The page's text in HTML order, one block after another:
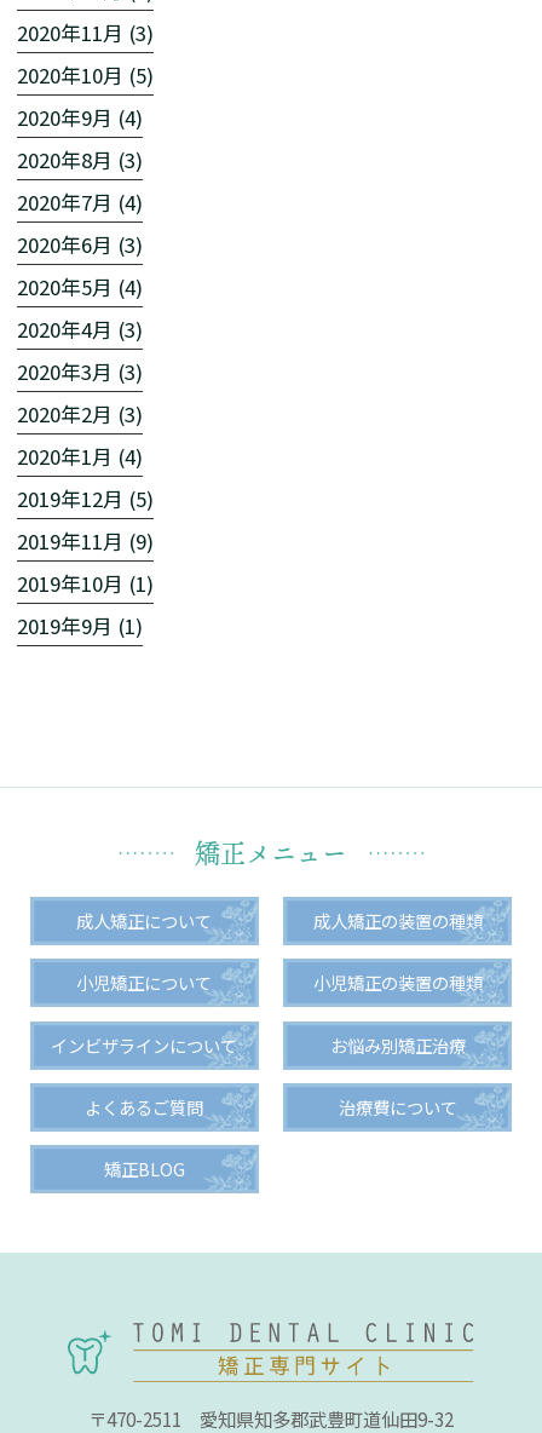
2020年11月 (3)
2020年10月 (5)
2020年9月 (4)
2020年8月 (3)
2020年7月 (4)
2020年6月 (3)
2020年5月 (4)
2020年4月 (3)
2020年3月 (3)
2020年2月 (3)
2020年1月 (4)
2019年12月 (5)
2019年11月 (9)
2019年10月 (1)
2019年9月 (1)
矯正メニュー
成人矯正について 成人矯正の装置の種類
小児矯正について 小児矯正の装置の種類
インビザラインについて お悩み別矯正治療
よくあるご質問 治療費について
矯正BLOG
〒470-2511 愛知県知多郡武豊町道仙田9-32